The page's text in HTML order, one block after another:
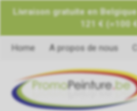
Livraison gratuite en
121 € (=100
Home A propos de nous